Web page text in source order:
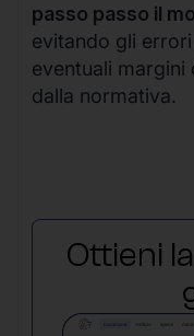
passo passo il
evitando gli
eventuali
dalla normativa.
Ottieni